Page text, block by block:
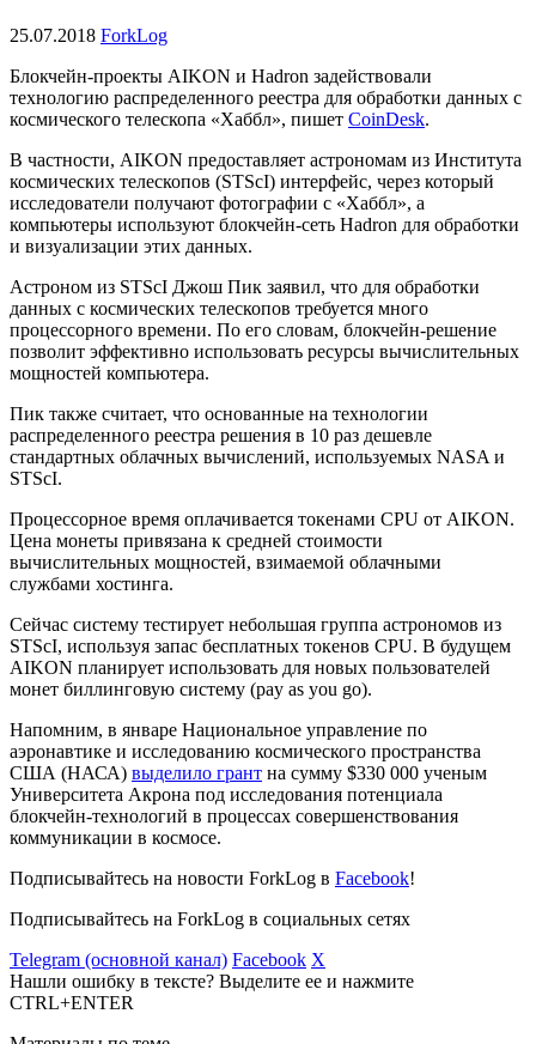
25.07.2018 ForkLog
Блокчейн-проекты AIKON и Hadron задействовали
технологию распределенного реестра для обработки данных с
космического телескопа «Хаббл», пишет CoinDesk.
В частности, AIKON предоставляет астрономам из Института
космических телескопов (STScI) интерфейс, через который
исследователи получают фотографии с «Хаббл», а
компьютеры используют блокчейн-сеть Hadron для обработки
и визуализации этих данных.
Астроном из STScI Джош Пик заявил, что для обработки
данных с космических телескопов требуется много
процессорного времени. По его словам, блокчейн-решение
позволит эффективно использовать ресурсы вычислительных
мощностей компьютера.
Пик также считает, что основанные на технологии
распределенного реестра решения в 10 раз дешевле
стандартных облачных вычислений, используемых NASA и
STScI.
Процессорное время оплачивается токенами CPU от AIKON.
Цена монеты привязана к средней стоимости
вычислительных мощностей, взимаемой облачными
службами хостинга.
Сейчас систему тестирует небольшая группа астрономов из
STScI, используя запас бесплатных токенов CPU. В будущем
AIKON планирует использовать для новых пользователей
монет биллинговую систему (pay as you go).
Напомним, в январе Национальное управление по
аэронавтике и исследованию космического пространства
США (НАСА) выделило грант на сумму $330 000 ученым
Университета Акрона под исследования потенциала
блокчейн-технологий в процессах совершенствования
коммуникации в космосе.
Подписывайтесь на новости ForkLog в Facebook!
Подписывайтесь на ForkLog в социальных сетях
Telegram (основной канал) Facebook X
Нашли ошибку в тексте? Выделите ее и нажмите
CTRL+ENTER